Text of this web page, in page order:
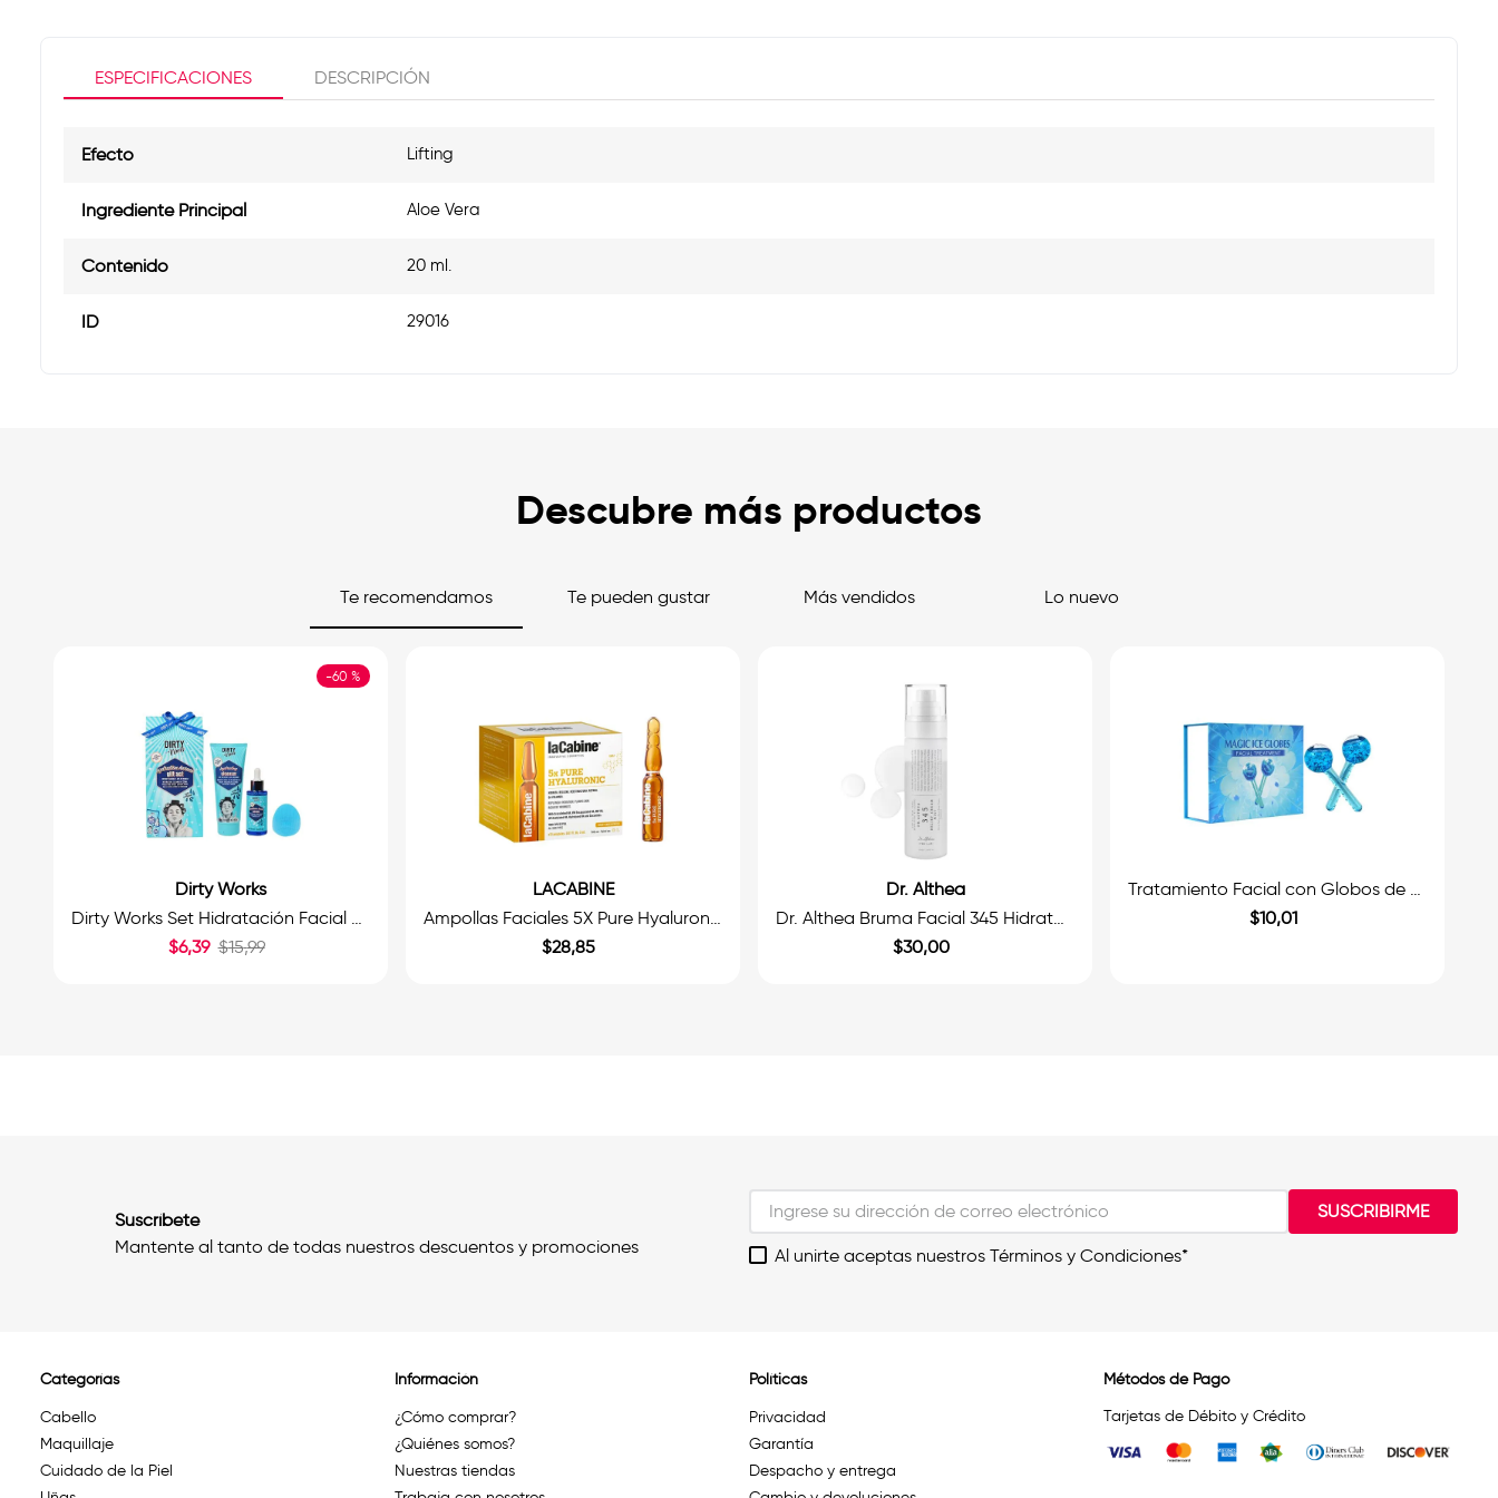
ESPECIFICACIONES DESCRIPCIÓN
Efecto Lifting
Ingrediente Principal Aloe Vera
Contenido 20 ml.
ID 29016
Descubre más productos
Te recomendamos Te pueden gustar Más vendidos Lo nuevo
-60 %
Dirty Works
Dirty Works Set Hidratación Facial 3und.
$6,39 $15,99
LACABINE
Ampollas Faciales 5X Pure Hyaluronic
$28,85
Dr. Althea
Dr. Althea Bruma Facial 345 Hidrata y Calma 100ml.
$30,00
Tratamiento Facial con Globos de Hielo
$10,01
Suscríbete
Mantente al tanto de todas nuestros descuentos y promociones
SUSCRIBIRME
Al unirte aceptas nuestros Términos y Condiciones*
Categorías
Cabello
Maquillaje
Cuidado de la Piel
Información
¿Cómo comprar?
¿Quiénes somos?
Nuestras tiendas
Políticas
Privacidad
Garantía
Despacho y entrega
Métodos de Pago
Tarjetas de Débito y Crédito